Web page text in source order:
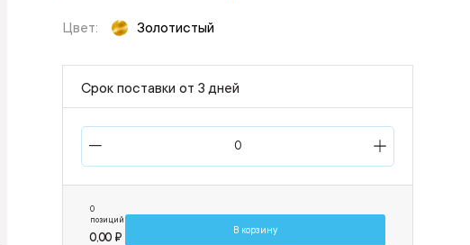
Цвет: Золотистый
Срок поставки от 3 дней
0
позиций
0,00 ₽
В корзину